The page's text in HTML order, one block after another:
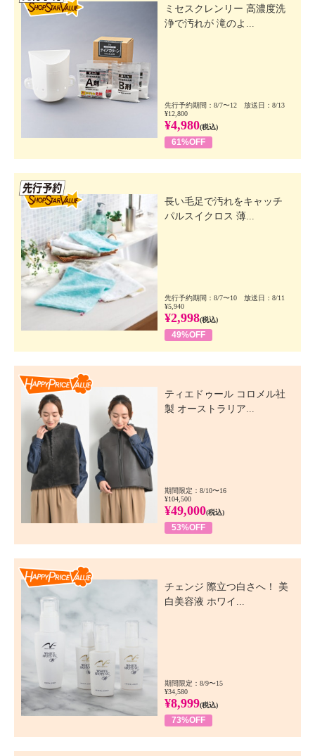
ミセスクレンリー 高濃度洗
浄で汚れが 滝のよ...
先行予約期間：8/7〜12 放送日：8/13
¥12,800
¥4,980(税込)
61%OFF
長い毛足で汚れをキャッチ
パルスイクロス 薄...
先行予約期間：8/7〜10 放送日：8/11
¥5,940
¥2,998(税込)
49%OFF
ティエドゥール コロメル社
製 オーストラリア...
期間限定：8/10〜16
¥104,500
¥49,000(税込)
53%OFF
チェンジ 際立つ白さへ！ 美
白美容液 ホワイ...
期間限定：8/9〜15
¥34,580
¥8,999(税込)
73%OFF